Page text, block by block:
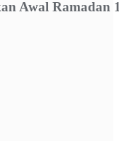
Awal Ramadan